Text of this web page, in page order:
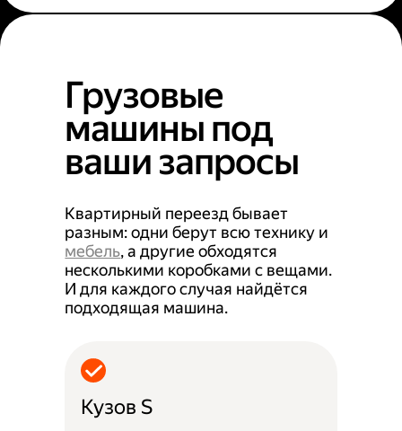
Грузовые
машины под
ваши запросы
Квартирный переезд бывает
разным: одни берут всю технику и
мебель, а другие обходятся
несколькими коробками с вещами.
И для каждого случая найдётся
подходящая машина.
Кузов S